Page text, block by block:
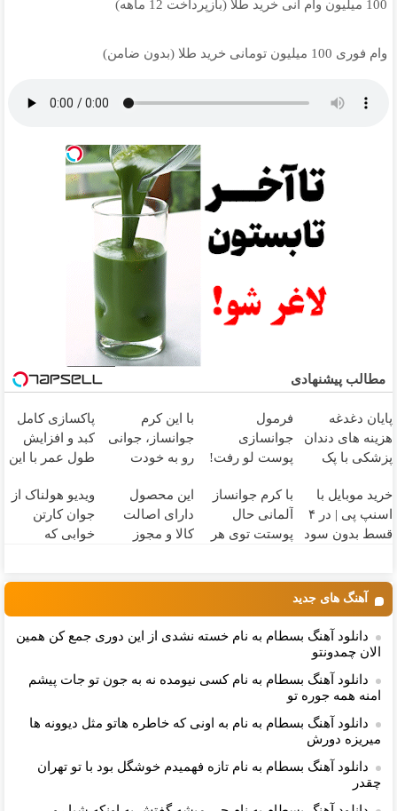
100 میلیون وام آنی خرید طلا (بازپرداخت 12 ماهه)
وام فوری 100 میلیون تومانی خرید طلا (بدون ضامن)
مطالب پیشنهادی
پایان دغدغه
هزینه های دندان
پزشکی با پک
خانگی
فرمول
جوانسازی
پوست لو رفت!
جلبک با تخفیف
با این کرم
جوانساز، جوانی
رو به خودت
تخفیف)
پاکسازی کامل
کبد و افزایش
طول عمر با این
کلیک جهت خرید
خرید موبایل با
اسنپ پی | در ۴
قسط بدون سود
با کرم جوانساز
آلمانی حال
پوستت توی هر
این محصول
دارای اصالت
کالا و مجوز
ویدیو هولناک از
جوان کارتن
خوابی که
آهنگ های جدید
دانلود آهنگ بسطام به نام خسته نشدی از این دوری جمع کن همین
الان چمدونتو
دانلود آهنگ بسطام به نام کسی نیومده نه به جون تو جات پیشم
امنه همه جوره تو
دانلود آهنگ بسطام به نام به اونی که خاطره هاتو مثل دیوونه ها
میریزه دورش
دانلود آهنگ بسطام به نام تازه فهمیدم خوشگل بود با تو تهران
چقدر